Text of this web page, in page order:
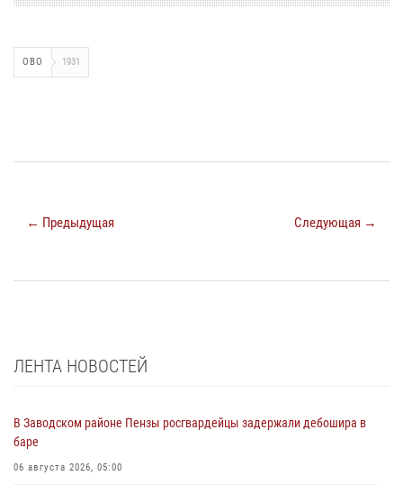
ОВО 1931
← Предыдущая Следующая →
ЛЕНТА НОВОСТЕЙ
В Заводском районе Пензы росгвардейцы задержали дебошира в
баре
06 августа 2026, 05:00